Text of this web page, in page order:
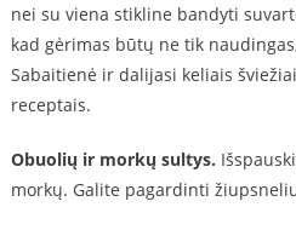
nei su viena stikline bandyti
kad gėrimas būtų ne tik
Sabaitienė ir dalijasi keliais
receptais.
Obuolių ir morkų sultys.
morkų. Galite pagardinti